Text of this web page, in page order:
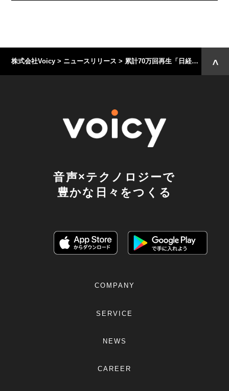
株式会社Voicy > ニュースリリース > 累計70万回再生「日経LissN 英語ニュース」が有料放送を開始 本気で学びたい方に新たな講義を提供
音声×テクノロジーで
豊かな日々をつくる
COMPANY
SERVICE
NEWS
CAREER